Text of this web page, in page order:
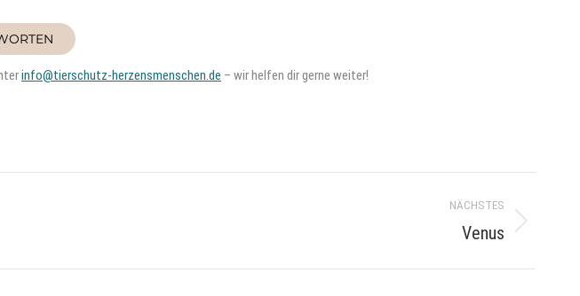
info@tierschutz-herzensmenschen.de – wir helfen dir gerne weiter!
NÄCHSTES
Venus